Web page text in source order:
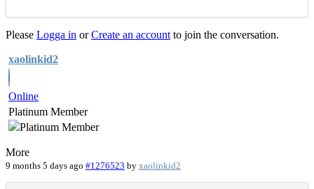
Please Logga in orCreate an account to join the conversation.
xaolinkid2
Online
Platinum Member
More
9 months 5 days ago #1276523 by xaolinkid2